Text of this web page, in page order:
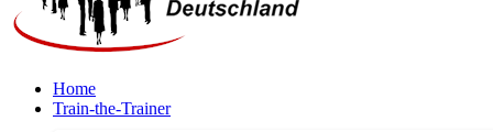
Home
Train-the-Trainer